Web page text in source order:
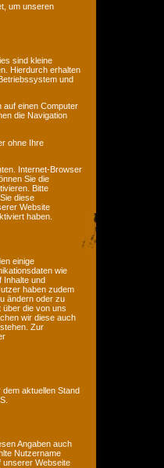
um unseren
sind kleine
Hierdurch erhalten
und
auf einen Computer
die Navigation
ohne Ihre
Internet-Browser
Sie die
Bitte
diese
Website
haben.
einige
wie
Inhalte und
haben zudem
ändern oder zu
über die von uns
wir diese auch
Zur
aktuellen Stand
Angaben auch
Nutzername
unserer Webseite